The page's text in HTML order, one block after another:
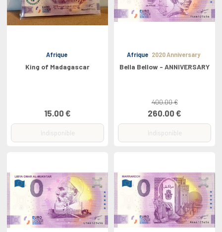
Afrique
King of Madagascar
15.00 €
Indisponible
Afrique 2020 Anniversary
Bella Bellow - ANNIVERSARY
400.00 €
260.00 €
Indisponible